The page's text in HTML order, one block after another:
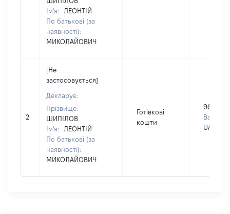
Ім'я:
ЛЕОНТІЙ
По батькові (за
наявності):
МИКОЛАЙОВИЧ
2
[Не
застосовується]
Декларує:
Прізвище:
ШИПІЛОВ
Ім'я:
ЛЕОНТІЙ
По батькові (за
наявності):
МИКОЛАЙОВИЧ
Готівкові
кошти
96000
Валюта:
UAH